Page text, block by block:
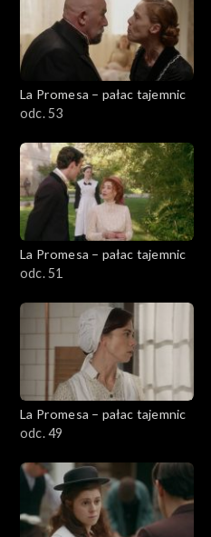
La Promesa – pałac tajemnic
odc. 53
La Promesa – pałac tajemnic
odc. 51
La Promesa – pałac tajemnic
odc. 49